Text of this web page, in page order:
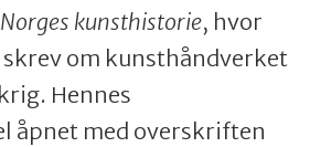
Norges kunsthistorie, hvor
om kunsthåndverket
Hennes
åpnet med overskriften